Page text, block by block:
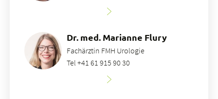
Dr. med. Marianne Flury
Fachärztin FMH Urologie
Tel +41 61 915 90 30